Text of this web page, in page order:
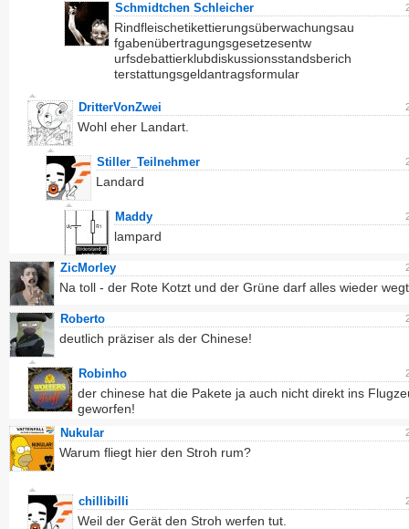
Schmidtchen Schleicher
Rindfleischetikettierungsüberwachungsau
fgabenübertragungsgesetzesentw
urfsdebattierklubdiskussionsstandsberich
terstattungsgeldantragsformular
DritterVonZwei
Wohl eher Landart.
Stiller_Teilnehmer
Landard
Maddy
lampard
ZicMorley
Na toll - der Rote Kotzt und der Grüne darf alles wieder
Roberto
deutlich präziser als der Chinese!
Robinho
der chinese hat die Pakete ja auch nicht direkt ins
geworfen!
Nukular
Warum fliegt hier den Stroh rum?
chillibilli
Weil der Gerät den Stroh werfen tut.